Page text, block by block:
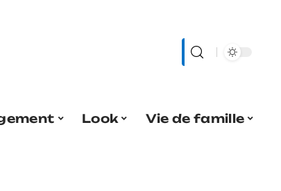
Look
Vie de famille